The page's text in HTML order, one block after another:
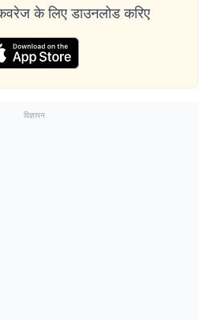
के लिए डाउनलोड करिए
विज्ञापन